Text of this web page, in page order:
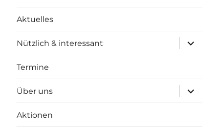
Aktuelles
Nützlich & interessant
anzeigen
Termine
Über uns
anzeigen
Aktionen